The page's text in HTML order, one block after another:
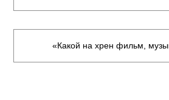
«Какой на хрен фильм,